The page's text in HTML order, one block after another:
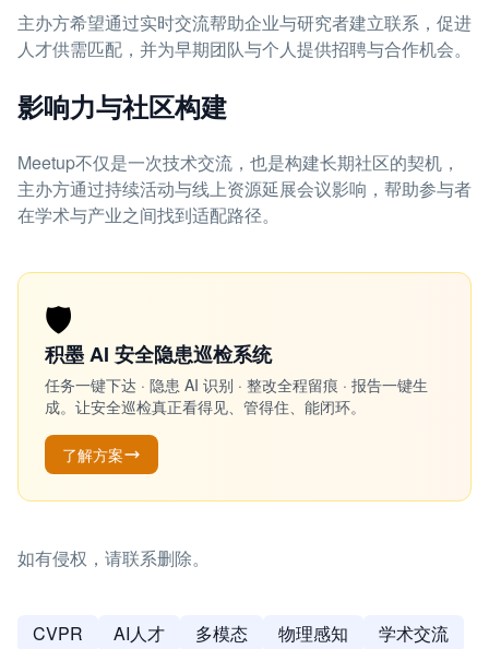
主办方希望通过实时交流帮助企业与研究者建立联系，促进
人才供需匹配，并为早期团队与个人提供招聘与合作机会。
影响力与社区构建
Meetup不仅是一次技术交流，也是构建长期社区的契机，
主办方通过持续活动与线上资源延展会议影响，帮助参与者
在学术与产业之间找到适配路径。
🛡️
积墨 AI 安全隐患巡检系统
任务一键下达 · 隐患 AI 识别 · 整改全程留痕 · 报告一键生
成。让安全巡检真正看得见、管得住、能闭环。
了解方案
如有侵权，请联系删除。
CVPR AI人才 多模态 物理感知
学术交流